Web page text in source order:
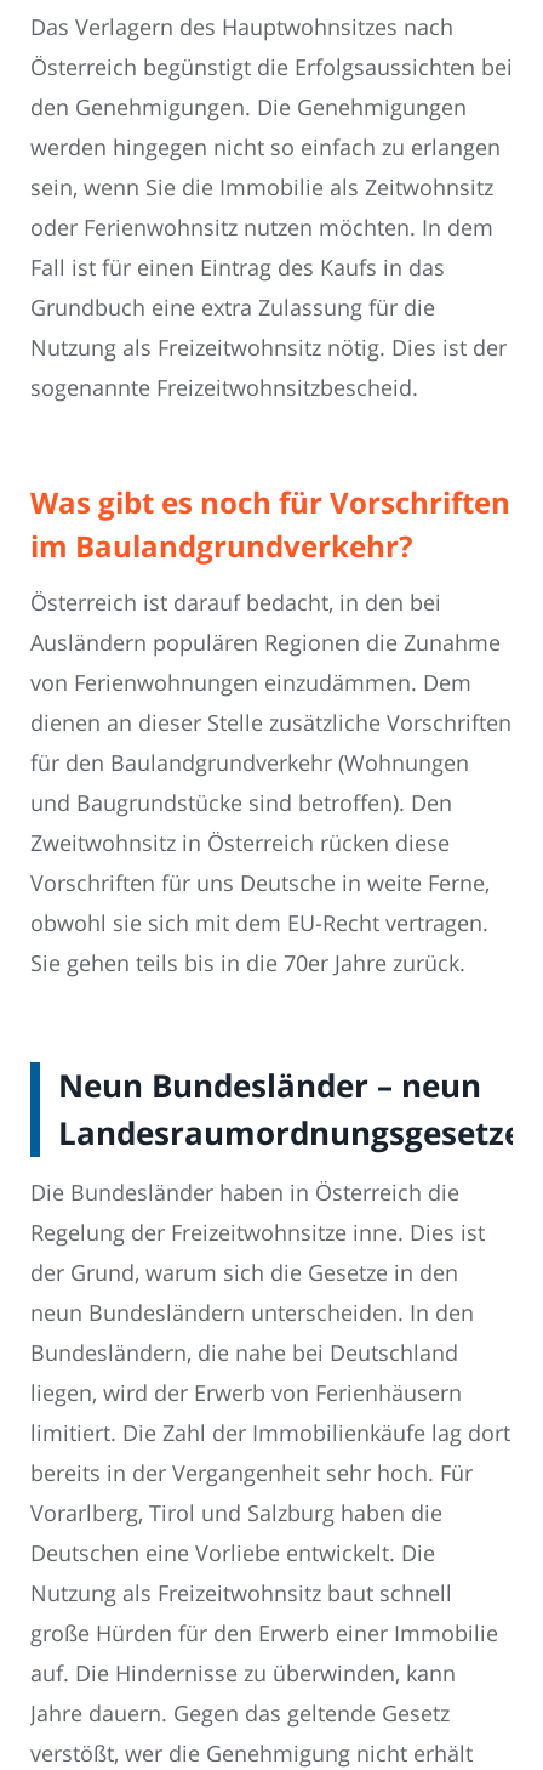
Das Verlagern des Hauptwohnsitzes nach
Österreich begünstigt die Erfolgsaussichten bei
den Genehmigungen. Die Genehmigungen
werden hingegen nicht so einfach zu erlangen
sein, wenn Sie die Immobilie als Zeitwohnsitz
oder Ferienwohnsitz nutzen möchten. In dem
Fall ist für einen Eintrag des Kaufs in das
Grundbuch eine extra Zulassung für die
Nutzung als Freizeitwohnsitz nötig. Dies ist der
sogenannte Freizeitwohnsitzbescheid.
Was gibt es noch für Vorschriften
im Baulandgrundverkehr?
Österreich ist darauf bedacht, in den bei
Ausländern populären Regionen die Zunahme
von Ferienwohnungen einzudämmen. Dem
dienen an dieser Stelle zusätzliche Vorschriften
für den Baulandgrundverkehr (Wohnungen
und Baugrundstücke sind betroffen). Den
Zweitwohnsitz in Österreich rücken diese
Vorschriften für uns Deutsche in weite Ferne,
obwohl sie sich mit dem EU-Recht vertragen.
Sie gehen teils bis in die 70er Jahre zurück.
Neun Bundesländer – neun
Landesraumordnungsgesetze
Die Bundesländer haben in Österreich die
Regelung der Freizeitwohnsitze inne. Dies ist
der Grund, warum sich die Gesetze in den
neun Bundesländern unterscheiden. In den
Bundesländern, die nahe bei Deutschland
liegen, wird der Erwerb von Ferienhäusern
limitiert. Die Zahl der Immobilienkäufe lag dort
bereits in der Vergangenheit sehr hoch. Für
Vorarlberg, Tirol und Salzburg haben die
Deutschen eine Vorliebe entwickelt. Die
Nutzung als Freizeitwohnsitz baut schnell
große Hürden für den Erwerb einer Immobilie
auf. Die Hindernisse zu überwinden, kann
Jahre dauern. Gegen das geltende Gesetz
verstößt, wer die Genehmigung nicht erhält